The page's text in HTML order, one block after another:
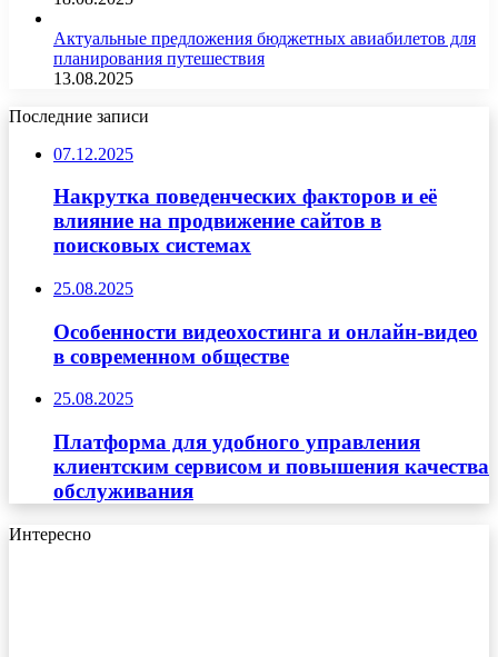
Актуальные предложения бюджетных авиабилетов для
планирования путешествия
13.08.2025
Последние записи
07.12.2025
Накрутка поведенческих факторов и её
влияние на продвижение сайтов в
поисковых системах
25.08.2025
Особенности видеохостинга и онлайн-видео
в современном обществе
25.08.2025
Платформа для удобного управления
клиентским сервисом и повышения качества
обслуживания
Интересно